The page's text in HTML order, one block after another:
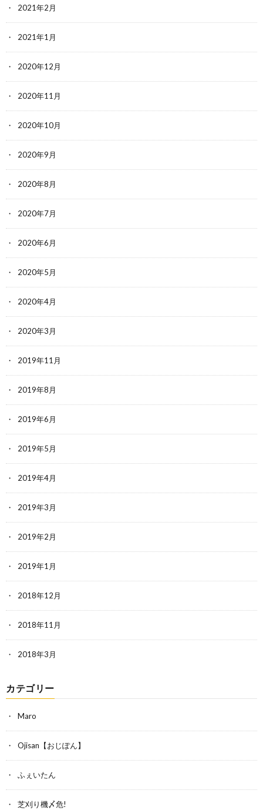
2021年2月
2021年1月
2020年12月
2020年11月
2020年10月
2020年9月
2020年8月
2020年7月
2020年6月
2020年5月
2020年4月
2020年3月
2019年11月
2019年8月
2019年6月
2019年5月
2019年4月
2019年3月
2019年2月
2019年1月
2018年12月
2018年11月
2018年3月
カテゴリー
Maro
Ojisan【おじぽん】
ふぇいたん
芝刈り機〆危!